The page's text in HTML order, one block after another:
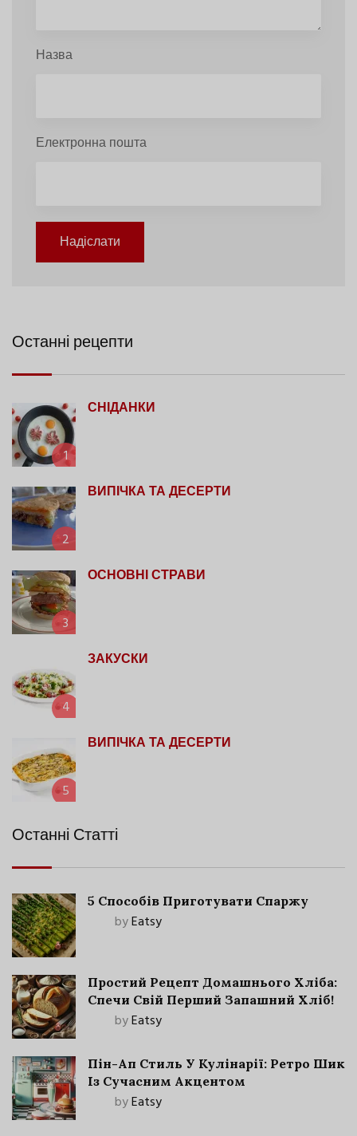
Назва
Електронна пошта
Надіслати
Останні рецепти
1
СНІДАНКИ
2
ВИПІЧКА ТА ДЕСЕРТИ
3
ОСНОВНІ СТРАВИ
4
ЗАКУСКИ
5
ВИПІЧКА ТА ДЕСЕРТИ
Останні Статті
5 Способів Приготувати Спаржу
byEatsy
Простий Рецепт Домашнього Хліба:
Спечи Свій Перший Запашний Хліб!
byEatsy
Пін-Ап Стиль У Кулінарії: Ретро Шик
Із Сучасним Акцентом
byEatsy